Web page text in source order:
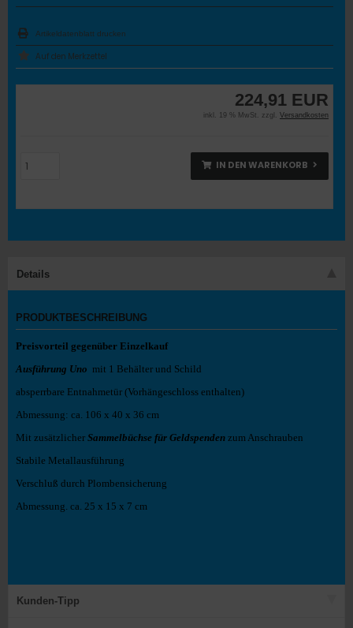
224,91 EUR
inkl. 19 % MwSt. zzgl. Versandkosten
IN DEN WARENKORB
Artikeldatenblatt drucken
Details
PRODUKTBESCHREIBUNG
Preisvorteil gegenüber Einzelkauf
Ausführung Uno mit 1 Behälter und Schild
absperrbare Entnahmetür (Vorhängeschloss enthalten)
Abmessung: ca. 106 x 40 x 36 cm
Mit zusätzlicher Sammelbüchse für Geldspenden zum Anschrauben
Stabile Metallausführung
Verschluß durch Plombensicherung
Abmessung. ca. 25 x 15 x 7 cm
Kunden-Tipp